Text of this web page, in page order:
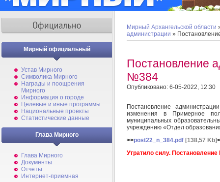
Мирный официальный
Устав Мирного
Символика Мирного
Награды и поощрения
Мирного
Информация о городе
Целевые и иные программы
Национальные проекты
Статистические данные
Глава Мирного
Глава Мирного
Документы
Отчеты
Интернет-приемная
Мирный Архангельской области
администрации »
Постановление
№384
Опубликовано: 6-05-2022, 12:30
Постановление
изменения в Примерное
муниципальных
учреждению «Отдел
>>post22_n_384.pdf [138,57 Kb]
Утратило силу.